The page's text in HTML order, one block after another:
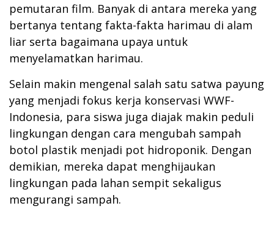
pemutaran film. Banyak di antara mereka yang
bertanya tentang fakta-fakta harimau di alam
liar serta bagaimana upaya untuk
menyelamatkan harimau.
Selain makin mengenal salah satu satwa payung
yang menjadi fokus kerja konservasi WWF-
Indonesia, para siswa juga diajak makin peduli
lingkungan dengan cara mengubah sampah
botol plastik menjadi pot hidroponik. Dengan
demikian, mereka dapat menghijaukan
lingkungan pada lahan sempit sekaligus
mengurangi sampah.